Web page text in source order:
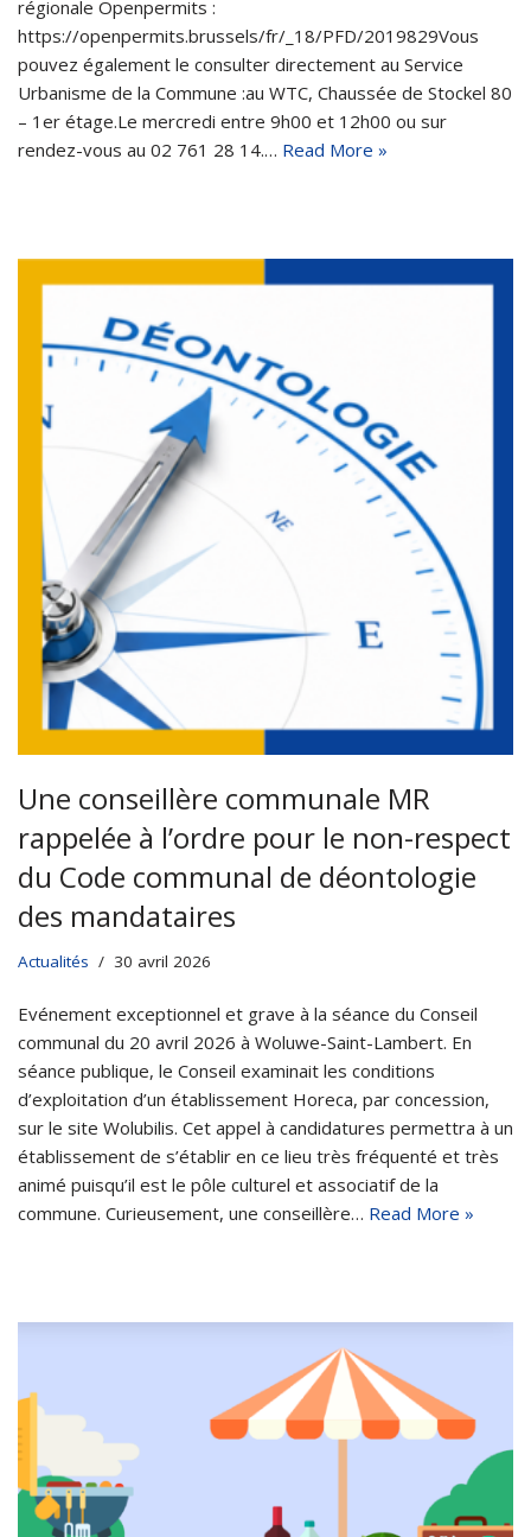
régionale Openpermits :
https://openpermits.brussels/fr/_18/PFD/2019829Vous
pouvez également le consulter directement au Service
Urbanisme de la Commune :au WTC, Chaussée de Stockel 80
– 1er étage.Le mercredi entre 9h00 et 12h00 ou sur
rendez-vous au 02 761 28 14.… Read More »
Une conseillère communale MR
rappelée à l’ordre pour le non-respect
du Code communal de déontologie
des mandataires
Actualités 30 avril 2026
Evénement exceptionnel et grave à la séance du Conseil
communal du 20 avril 2026 à Woluwe-Saint-Lambert. En
séance publique, le Conseil examinait les conditions
d’exploitation d’un établissement Horeca, par concession,
sur le site Wolubilis. Cet appel à candidatures permettra à un
établissement de s’établir en ce lieu très fréquenté et très
animé puisqu’il est le pôle culturel et associatif de la
commune. Curieusement, une conseillère… Read More »